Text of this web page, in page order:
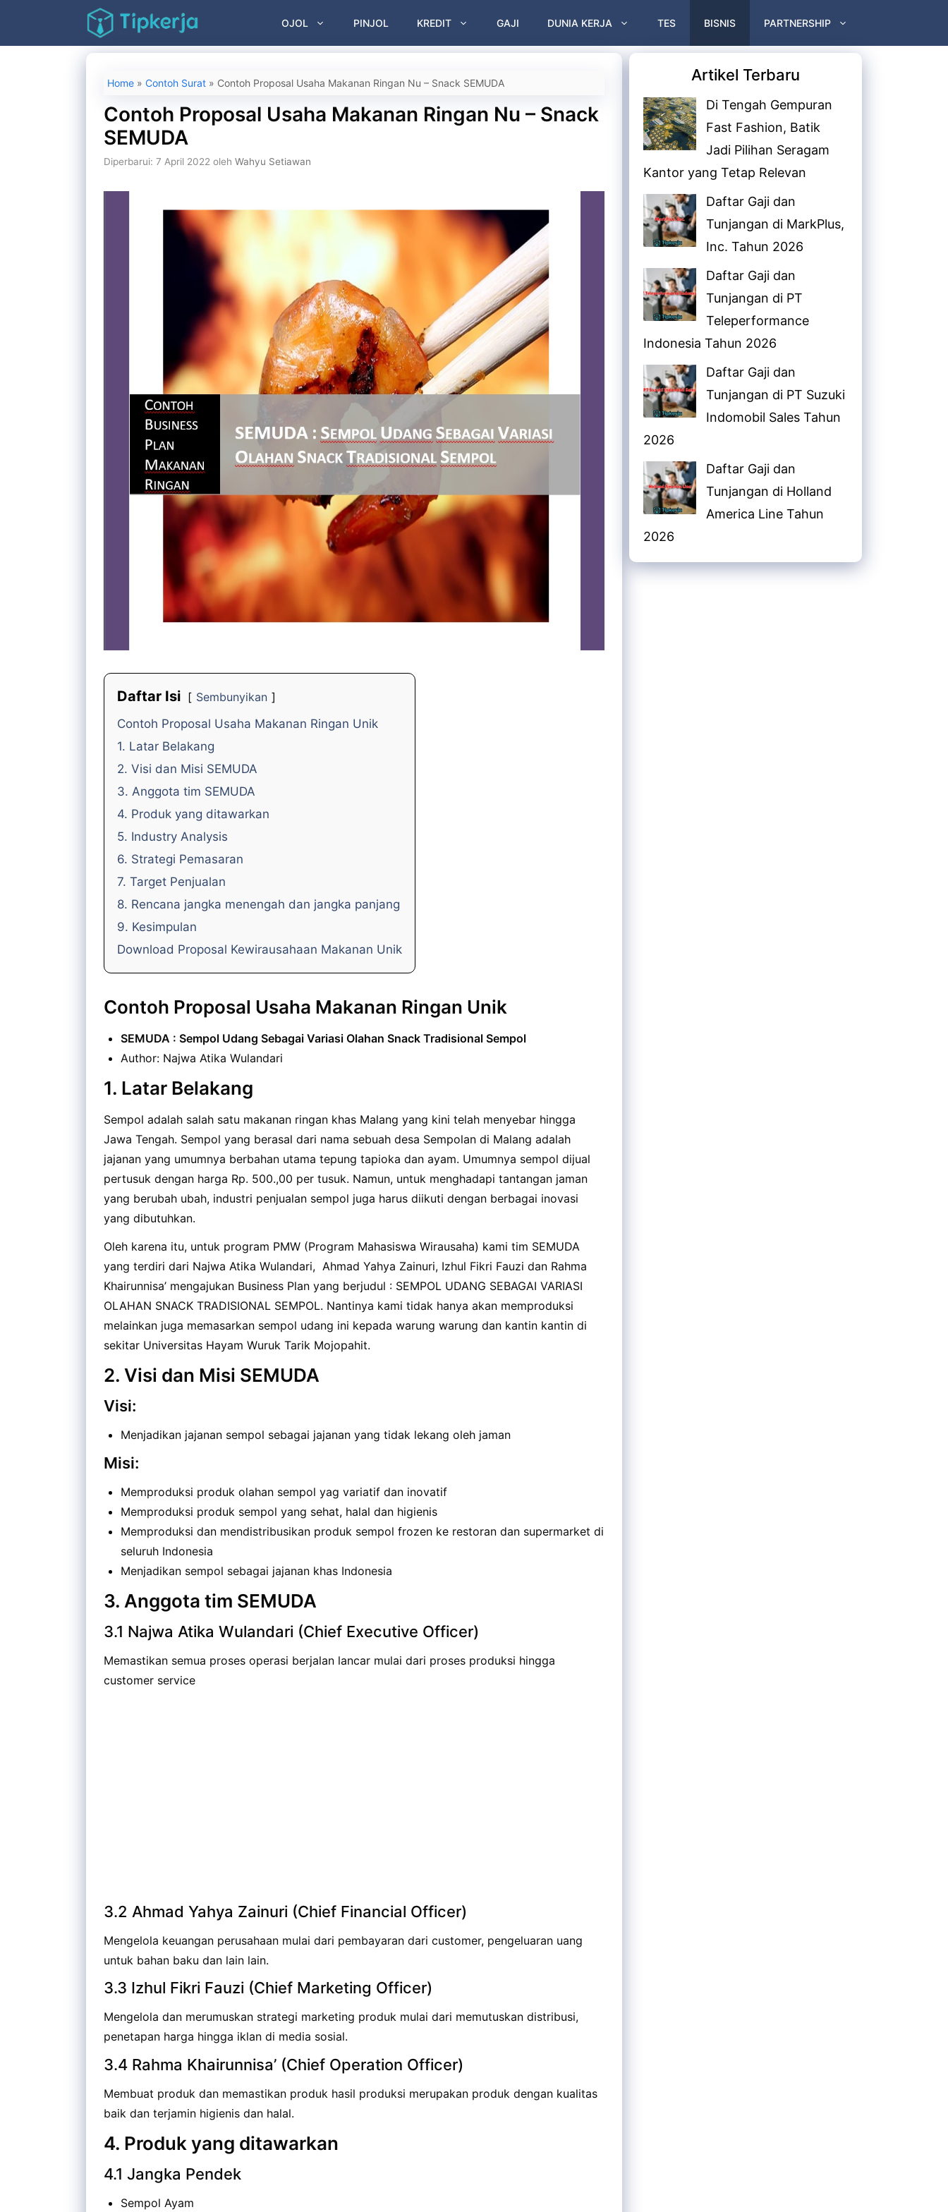
isi
OJOL PINJOL KREDIT GAJI DUNIA KERJA TES BISNIS PARTNERSHIP
Home » Contoh Surat » Contoh Proposal Usaha Makanan Ringan Nu – Snack SEMUDA
Contoh Proposal Usaha Makanan Ringan Nu – Snack
SEMUDA
Diperbarui: 7 April 2022 oleh Wahyu Setiawan
Daftar Isi
Sembunyikan
Contoh Proposal Usaha Makanan Ringan Unik
1. Latar Belakang
2. Visi dan Misi SEMUDA
3. Anggota tim SEMUDA
4. Produk yang ditawarkan
5. Industry Analysis
6. Strategi Pemasaran
7. Target Penjualan
8. Rencana jangka menengah dan jangka panjang
9. Kesimpulan
Download Proposal Kewirausahaan Makanan Unik
Contoh Proposal Usaha Makanan Ringan Unik
SEMUDA : Sempol Udang Sebagai Variasi Olahan Snack Tradisional Sempol
Author: Najwa Atika Wulandari
1. Latar Belakang
Sempol adalah salah satu makanan ringan khas Malang yang kini telah menyebar hingga
Jawa Tengah. Sempol yang berasal dari nama sebuah desa Sempolan di Malang adalah
jajanan yang umumnya berbahan utama tepung tapioka dan ayam. Umumnya sempol dijual
pertusuk dengan harga Rp. 500.,00 per tusuk. Namun, untuk menghadapi tantangan jaman
yang berubah ubah, industri penjualan sempol juga harus diikuti dengan berbagai inovasi
yang dibutuhkan.
Oleh karena itu, untuk program PMW (Program Mahasiswa Wirausaha) kami tim SEMUDA
yang terdiri dari Najwa Atika Wulandari, Ahmad Yahya Zainuri, Izhul Fikri Fauzi dan Rahma
Khairunnisa’ mengajukan Business Plan yang berjudul : SEMPOL UDANG SEBAGAI VARIASI
OLAHAN SNACK TRADISIONAL SEMPOL. Nantinya kami tidak hanya akan memproduksi
melainkan juga memasarkan sempol udang ini kepada warung warung dan kantin kantin di
sekitar Universitas Hayam Wuruk Tarik Mojopahit.
2. Visi dan Misi SEMUDA
Visi:
Menjadikan jajanan sempol sebagai jajanan yang tidak lekang oleh jaman
Misi:
Memproduksi produk olahan sempol yag variatif dan inovatif
Memproduksi produk sempol yang sehat, halal dan higienis
Memproduksi dan mendistribusikan produk sempol frozen ke restoran dan supermarket di
seluruh Indonesia
Menjadikan sempol sebagai jajanan khas Indonesia
3. Anggota tim SEMUDA
3.1 Najwa Atika Wulandari (Chief Executive Officer)
Memastikan semua proses operasi berjalan lancar mulai dari proses produksi hingga
customer service
3.2 Ahmad Yahya Zainuri (Chief Financial Officer)
Mengelola keuangan perusahaan mulai dari pembayaran dari customer, pengeluaran uang
untuk bahan baku dan lain lain.
3.3 Izhul Fikri Fauzi (Chief Marketing Officer)
Mengelola dan merumuskan strategi marketing produk mulai dari memutuskan distribusi,
penetapan harga hingga iklan di media sosial.
3.4 Rahma Khairunnisa’ (Chief Operation Officer)
Membuat produk dan memastikan produk hasil produksi merupakan produk dengan kualitas
baik dan terjamin higienis dan halal.
4. Produk yang ditawarkan
4.1 Jangka Pendek
Sempol Ayam
Artikel Terbaru
Di Tengah Gempuran
Fast Fashion, Batik
Jadi Pilihan Seragam
Kantor yang Tetap Relevan
Daftar Gaji dan
Tunjangan di MarkPlus,
Inc. Tahun 2026
Daftar Gaji dan
Tunjangan di PT
Teleperformance
Indonesia Tahun 2026
Daftar Gaji dan
Tunjangan di PT Suzuki
Indomobil Sales Tahun
2026
Daftar Gaji dan
Tunjangan di Holland
America Line Tahun
2026